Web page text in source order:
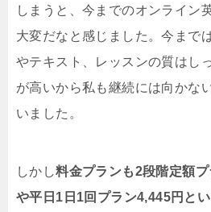
しまうと、今までのオンライン
大変だなと感じました。今まで
やテキスト、レッスンの質はし
が高いから私も継続には向かな
いました。
しかし料金プランも2段階定額
や平日1日1回プラン4,445円と